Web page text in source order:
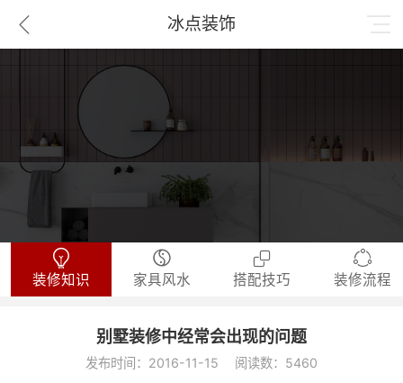
冰点装饰
装修知识 家具风水 搭配技巧 装修流程
别墅装修中经常会出现的问题
发布时间：2016-11-15 阅读数：5460